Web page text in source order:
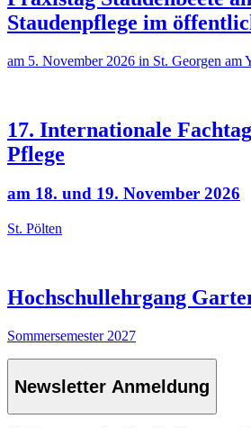
Staudenpflege im
am 5. November 2026 in St. Georgen am
17. Internationale
Pflege
am 18. und 19. November 2026
St. Pölten
Hochschullehrgang
Sommersemester 2027
Newsletter Anmeldung